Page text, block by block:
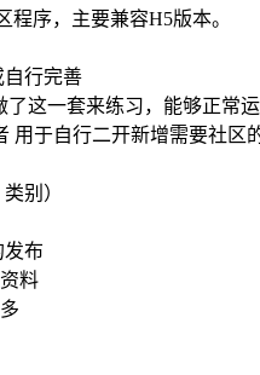
程序，主要兼容H5版本。
自行完善
了这一套来练习，能够正常
用于自行二开新增需要社区
别）
发布
料